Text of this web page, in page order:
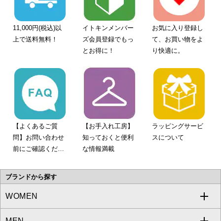
11,000円(税込)以
上で送料無料！
イトキンメンバー
ズ会員登録でもっ
とお得に！
お気に入り登録し
て、お買い物をよ
り快適に。
【よくあるご質
問】お問い合わせ
前にご確認くださ
【お手入れ工房】
知っておくと便利
な情報満載
ラッピングサービ
スについて
ブランドから探す
WOMEN